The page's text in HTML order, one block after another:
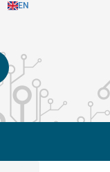
EN